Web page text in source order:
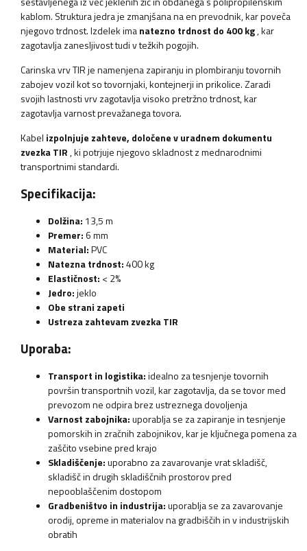
kablom. Struktura jedra je zmanjšana na en prevodnik, kar poveča
njegovo trdnost. Izdelek imanatezno trdnost do 400 kg, kar
zagotavlja zanesljivost tudi v težkih pogojih.
Carinska vrv TIR je namenjena zapiranju in plombiranju tovornih
zabojev vozil kot so tovornjaki, kontejnerji in prikolice. Zaradi
svojih lastnosti vrv zagotavlja visoko pretržno trdnost, kar
zagotavlja varnost prevažanega tovora.
Kabel izpolnjuje zahteve, določene v uradnem dokumentu
zvezka TIR, ki potrjuje njegovo skladnost z mednarodnimi
transportnimi standardi.
Specifikacija:
Dolžina: 13,5 m
Premer:6 mm
Material:PVC
Natezna trdnost:400 kg
Elastičnost: < 2%
Jedro:jeklo
Obe strani zapeti
Ustreza zahtevam zvezka TIR
Uporaba:
Transport in logistika:idealno za tesnjenje tovornih
površin transportnih vozil, kar zagotavlja, da se tovor med
prevozom ne odpira brez ustreznega dovoljenja
Varnost zabojnika:uporablja se za zapiranje in tesnjenje
pomorskih in zračnih zabojnikov, kar je ključnega pomena za
zaščito vsebine pred krajo
Skladiščenje:uporabno za zavarovanje vrat skladišč,
skladišč in drugih skladiščnih prostorov pred
nepooblaščenim dostopom
Gradbeništvo in industrija:uporablja se za zavarovanje
orodij, opreme in materialov na gradbiščih in v industrijskih
obratih